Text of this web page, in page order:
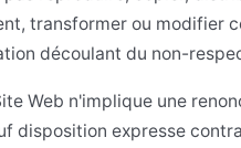
transformer ou modifier
découlant du non-
Web n'implique une
disposition expresse